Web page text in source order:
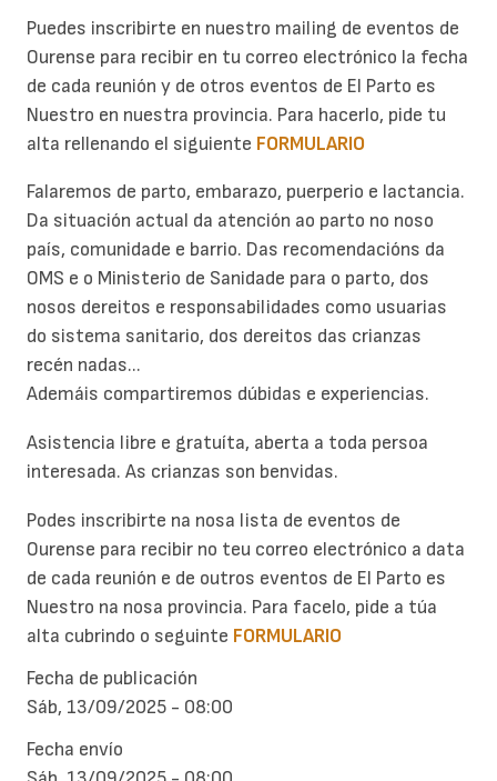
Puedes inscribirte en nuestro mailing de eventos de
Ourense para recibir en tu correo electrónico la fecha
de cada reunión y de otros eventos de El Parto es
Nuestro en nuestra provincia. Para hacerlo, pide tu
alta rellenando el siguiente FORMULARIO
Falaremos de parto, embarazo, puerperio e lactancia.
Da situación actual da atención ao parto no noso
país, comunidade e barrio. Das recomendacións da
OMS e o Ministerio de Sanidade para o parto, dos
nosos dereitos e responsabilidades como usuarias
do sistema sanitario, dos dereitos das crianzas
recén nadas...
Ademáis compartiremos dúbidas e experiencias.
Asistencia libre e gratuíta, aberta a toda persoa
interesada. As crianzas son benvidas.
Podes inscribirte na nosa lista de eventos de
Ourense para recibir no teu correo electrónico a data
de cada reunión e de outros eventos de El Parto es
Nuestro na nosa provincia. Para facelo, pide a túa
alta cubrindo o seguinte FORMULARIO
Fecha de publicación
Sáb, 13/09/2025 - 08:00
Fecha envío